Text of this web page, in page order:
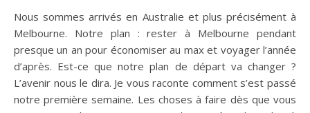
Nous sommes arrivés en Australie et plus précisément à
Melbourne. Notre plan : rester à Melbourne pendant
presque un an pour économiser au max et voyager l’année
d’après. Est-ce que notre plan de départ va changer ?
L’avenir nous le dira. Je vous raconte comment s’est passé
notre première semaine. Les choses à faire dès que vous